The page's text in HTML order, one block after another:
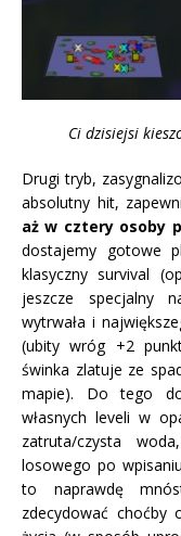
Ci dzisiejsi
Drugi tryb,
absolutny hit,
aż w cztery osoby
dostajemy gotowe
klasyczny survival
jeszcze specjalny
wytrwała i
(ubity wróg +2
świnka zlatuje ze
mapie). Do tego
własnych leveli w
zatruta/czysta
losowego po
to naprawdę
zdecydować choćby